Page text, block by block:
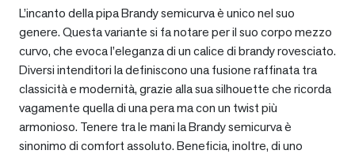
L’incanto della pipa Brandy semicurva è unico nel suo
genere. Questa variante si fa notare per il suo corpo mezzo
curvo, che evoca l’eleganza di un calice di brandy rovesciato.
Diversi intenditori la definiscono una fusione raffinata tra
classicità e modernità, grazie alla sua silhouette che ricorda
vagamente quella di una pera ma con un twist più
armonioso. Tenere tra le mani la Brandy semicurva è
sinonimo di comfort assoluto. Beneficia, inoltre, di uno